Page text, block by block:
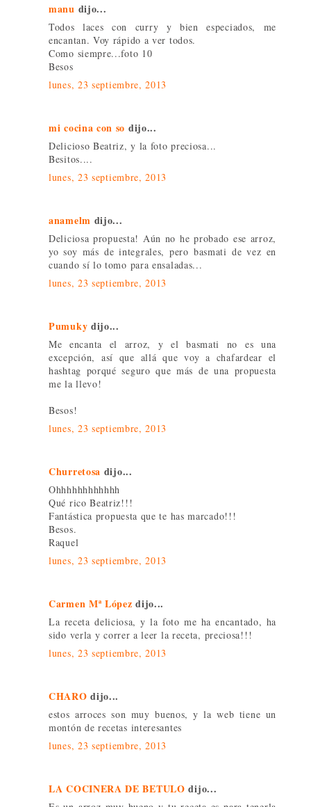
manu dijo...
Todos laces con curry y bien especiados, me
encantan. Voy rápido a ver todos.
Como siempre...foto 10
Besos
lunes, 23 septiembre, 2013
mi cocina con so dijo...
Delicioso Beatriz, y la foto preciosa...
Besitos....
lunes, 23 septiembre, 2013
anamelm dijo...
Deliciosa propuesta! Aún no he probado ese arroz,
yo soy más de integrales, pero basmati de vez en
cuando sí lo tomo para ensaladas...
lunes, 23 septiembre, 2013
Pumuky dijo...
Me encanta el arroz, y el basmati no es una
excepción, así que allá que voy a chafardear el
hashtag porqué seguro que más de una propuesta
me la llevo!
Besos!
lunes, 23 septiembre, 2013
Churretosa dijo...
Ohhhhhhhhhhhh
Qué rico Beatriz!!!
Fantástica propuesta que te has marcado!!!
Besos.
Raquel
lunes, 23 septiembre, 2013
Carmen Mª López dijo...
La receta deliciosa, y la foto me ha encantado, ha
sido verla y correr a leer la receta, preciosa!!!
lunes, 23 septiembre, 2013
CHARO dijo...
estos arroces son muy buenos, y la web tiene un
montón de recetas interesantes
lunes, 23 septiembre, 2013
LA COCINERA DE BETULO dijo...